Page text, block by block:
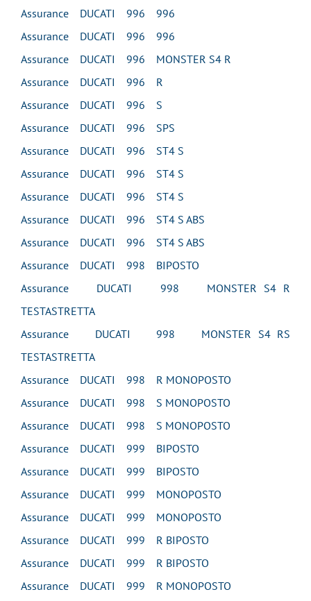
Assurance DUCATI 996 996
Assurance DUCATI 996 996
Assurance DUCATI 996 MONSTER S4 R
Assurance DUCATI 996 R
Assurance DUCATI 996 S
Assurance DUCATI 996 SPS
Assurance DUCATI 996 ST4 S
Assurance DUCATI 996 ST4 S
Assurance DUCATI 996 ST4 S
Assurance DUCATI 996 ST4 S ABS
Assurance DUCATI 996 ST4 S ABS
Assurance DUCATI 998 BIPOSTO
Assurance DUCATI 998 MONSTER S4 R
TESTASTRETTA
Assurance DUCATI 998 MONSTER S4 RS
TESTASTRETTA
Assurance DUCATI 998 R MONOPOSTO
Assurance DUCATI 998 S MONOPOSTO
Assurance DUCATI 998 S MONOPOSTO
Assurance DUCATI 999 BIPOSTO
Assurance DUCATI 999 BIPOSTO
Assurance DUCATI 999 MONOPOSTO
Assurance DUCATI 999 MONOPOSTO
Assurance DUCATI 999 R BIPOSTO
Assurance DUCATI 999 R BIPOSTO
Assurance DUCATI 999 R MONOPOSTO